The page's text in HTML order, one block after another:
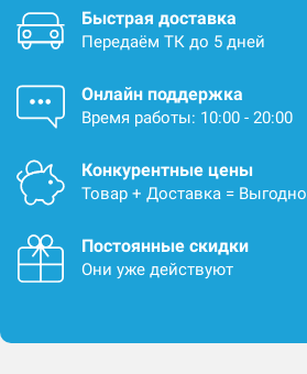
Быстрая доставка
Передаём ТК до 5 дней
Онлайн поддержка
Время работы: 10:00 - 20:00
Конкурентные цены
Товар + Доставка = Выгодно
Постоянные скидки
Они уже действуют